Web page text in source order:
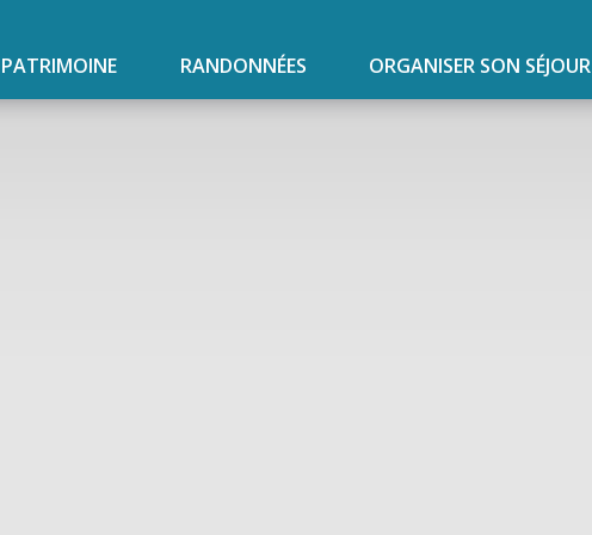
PATRIMOINE RANDONNÉES ORGANISER SON SÉJOUR